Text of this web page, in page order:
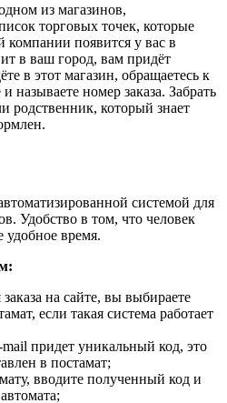
из магазинов,
торговых точек, которые
появится у вас в
в ваш город, вам придёт
в этот магазин, обращаетесь к
называете номер заказа. Забрать
родственник, который знает
системой для
Удобство в том, что человек
удобное время.
на сайте, вы выбираете
если такая система работает
придет уникальный код, это
в постамат;
вводите полученный код и